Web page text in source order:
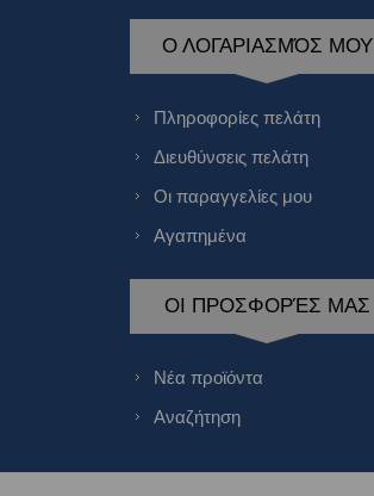
Ο ΛΟΓΑΡΙΑΣΜΌΣ ΜΟΥ
Πληροφορίες πελάτη
Διευθύνσεις πελάτη
Οι παραγγελίες μου
Αγαπημένα
ΟΙ ΠΡΟΣΦΟΡΈΣ ΜΑΣ
Νέα προϊόντα
Αναζήτηση